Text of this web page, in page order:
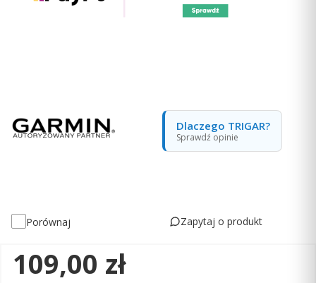
Dlaczego TRIGAR?
Sprawdź opinie
Porównaj Zapytaj o produkt
Cena
109,00 zł